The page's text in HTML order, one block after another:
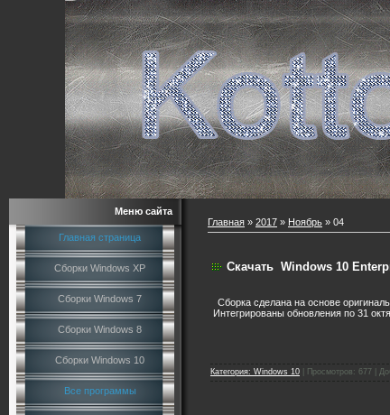
Меню сайта
Главная страница
Сборки Windows XP
Сборки Windows 7
Сборки Windows 8
Сборки Windows 10
Все программы
Главная » 2017 » Ноябрь » 04
Скачать Windows 10
Сборка сделана на основе
Интегрированы обновления по 31
Категория: Windows 10 Просмотров: 677